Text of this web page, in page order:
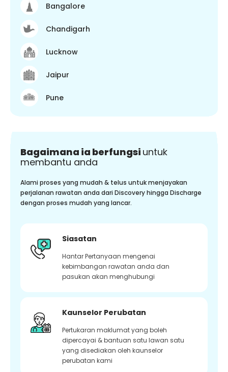
Bangalore
Chandigarh
Lucknow
Jaipur
Pune
Bagaimana ia berfungsi untuk
membantu anda
Alami proses yang mudah & telus untuk menjayakan
perjalanan rawatan anda dari Discovery hingga Discharge
dengan proses mudah yang lancar.
Siasatan
Hantar Pertanyaan mengenai
kebimbangan rawatan anda dan
pasukan akan menghubungi
Kaunselor Perubatan
Pertukaran maklumat yang boleh
dipercayai & bantuan satu lawan satu
yang disediakan oleh kaunselor
perubatan kami